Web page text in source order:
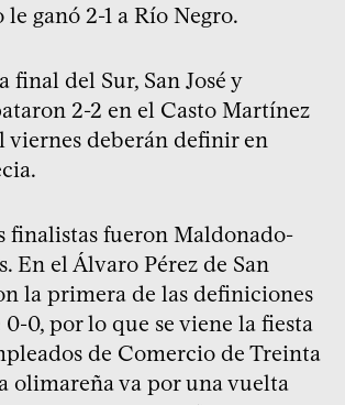
le ganó 2-1 a Río Negro.
final del Sur, San José y
2-2 en el Casto Martínez
viernes deberán definir en
finalistas fueron Maldonado-
En el Álvaro Pérez de San
la primera de las definiciones
0, por lo que se viene la fiesta
de Comercio de Treinta
olimareña va por una vuelta